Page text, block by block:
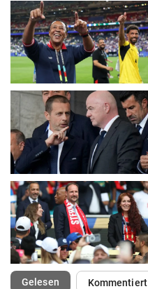
Gelesen(ausgewählt)Kommentiert